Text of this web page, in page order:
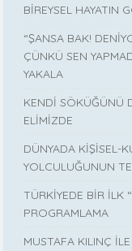
BİREYSEL HAYATIN
“ŞANSA BAK!
ÇÜNKÜ SEN
YAKALA
KENDİ SÖKÜĞÜNÜ
ELİMİZDE
DÜNYADA KİŞİSEL-
YOLCULUĞUNUN
TÜRKİYEDE BİR İLK
PROGRAMLAMA
MUSTAFA KILINÇ